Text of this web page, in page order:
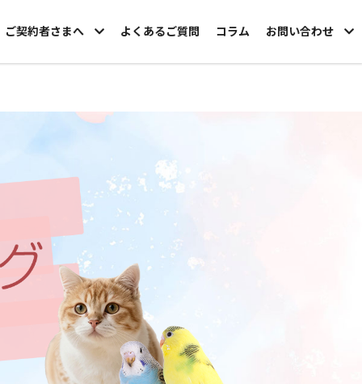
ご契約者さまへ よくあるご質問 コラム お問い合わせ